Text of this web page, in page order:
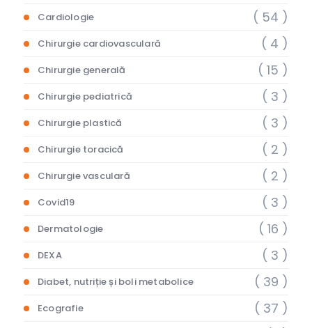
Cardiologie ( 54 )
Chirurgie cardiovasculară ( 4 )
Chirurgie generală ( 15 )
Chirurgie pediatrică ( 3 )
Chirurgie plastică ( 3 )
Chirurgie toracică ( 2 )
Chirurgie vasculară ( 2 )
Covid19 ( 3 )
Dermatologie ( 16 )
DEXA ( 3 )
Diabet, nutriție și boli metabolice ( 39 )
Ecografie
( 37 )